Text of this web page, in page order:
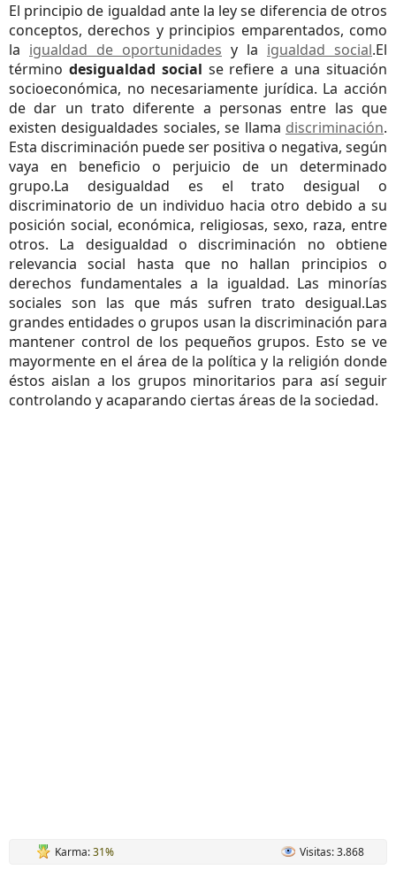
El principio de igualdad ante la ley se diferencia de otros
conceptos, derechos y principios emparentados, como
la igualdad de oportunidades y la igualdad social.El
término desigualdad social se refiere a una situación
socioeconómica, no necesariamente jurídica. La acción
de dar un trato diferente a personas entre las que
existen desigualdades sociales, se llama discriminación.
Esta discriminación puede ser positiva o negativa, según
vaya en beneficio o perjuicio de un determinado
grupo.La desigualdad es el trato desigual o
discriminatorio de un individuo hacia otro debido a su
posición social, económica, religiosas, sexo, raza, entre
otros. La desigualdad o discriminación no obtiene
relevancia social hasta que no hallan principios o
derechos fundamentales a la igualdad. Las minorías
sociales son las que más sufren trato desigual.Las
grandes entidades o grupos usan la discriminación para
mantener control de los pequeños grupos. Esto se ve
mayormente en el área de la política y la religión donde
éstos aislan a los grupos minoritarios para así seguir
controlando y acaparando ciertas áreas de la sociedad.
Karma:31% Visitas: 3.868